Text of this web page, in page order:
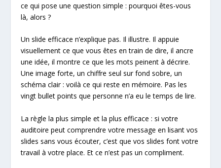
ce qui pose une question simple : pourquoi êtes-vous
là, alors ?
Un slide efficace n’explique pas. Il illustre. Il appuie
visuellement ce que vous êtes en train de dire, il ancre
une idée, il montre ce que les mots peinent à décrire.
Une image forte, un chiffre seul sur fond sobre, un
schéma clair : voilà ce qui reste en mémoire. Pas les
vingt bullet points que personne n’a eu le temps de lire.
La règle la plus simple et la plus efficace : si votre
auditoire peut comprendre votre message en lisant vos
slides sans vous écouter, c’est que vos slides font votre
travail à votre place. Et ce n’est pas un compliment.